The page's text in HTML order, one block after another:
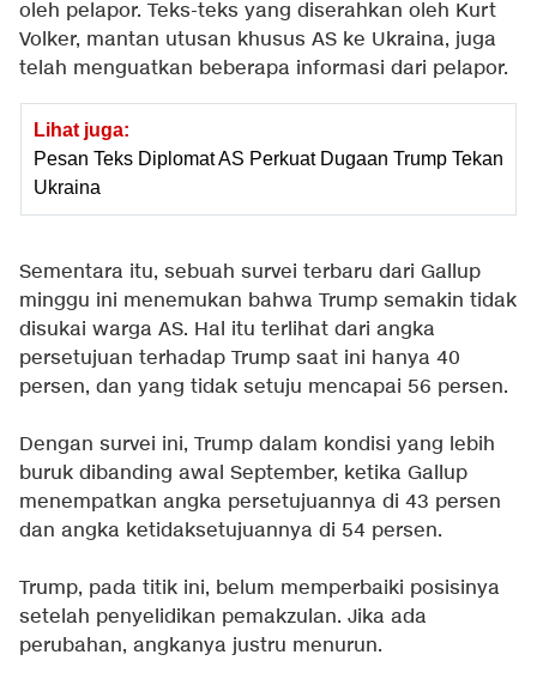
oleh pelapor. Teks-teks yang diserahkan oleh Kurt
Volker, mantan utusan khusus AS ke Ukraina, juga
telah menguatkan beberapa informasi dari pelapor.
Lihat juga:
Pesan Teks Diplomat AS Perkuat Dugaan Trump Tekan
Ukraina
Sementara itu, sebuah survei terbaru dari Gallup
minggu ini menemukan bahwa Trump semakin tidak
disukai warga AS. Hal itu terlihat dari angka
persetujuan terhadap Trump saat ini hanya 40
persen, dan yang tidak setuju mencapai 56 persen.
Dengan survei ini, Trump dalam kondisi yang lebih
buruk dibanding awal September, ketika Gallup
menempatkan angka persetujuannya di 43 persen
dan angka ketidaksetujuannya di 54 persen.
Trump, pada titik ini, belum memperbaiki posisinya
setelah penyelidikan pemakzulan. Jika ada
perubahan, angkanya justru menurun.